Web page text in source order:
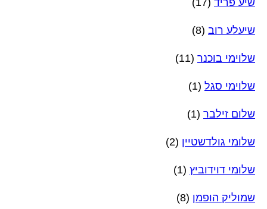
שיע פריד (17)
שיעלע רוב (8)
שלוימי בוכנר (11)
שלוימי סגל (1)
שלום זילבר (1)
שלומי גולדשטיין (2)
שלומי דוידוביץ (1)
שמוליק הופמן (8)